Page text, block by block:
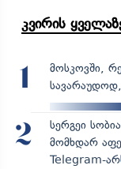
კვირის
1
მოსკოვში,
2
სერგეი
მომხდარ
Telegram-